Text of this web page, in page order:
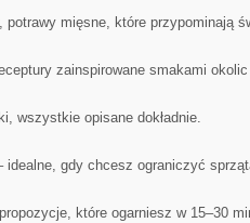
potrawy mięsne, które przypominają
zainspirowane smakami
wszystkie opisane dokładnie.
idealne, gdy chcesz ograniczyć
które ogarniesz w 15–30